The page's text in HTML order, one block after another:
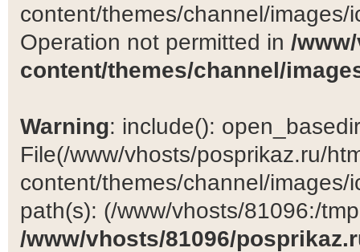
content/themes/channel/
Operation not permitted in /
content/themes/channel/
Warning: include():
File(/www/vhosts/posprikaz.ru/
content/themes/channel/
path(s): (/www/vhosts/81096:/
/www/vhosts/81096/